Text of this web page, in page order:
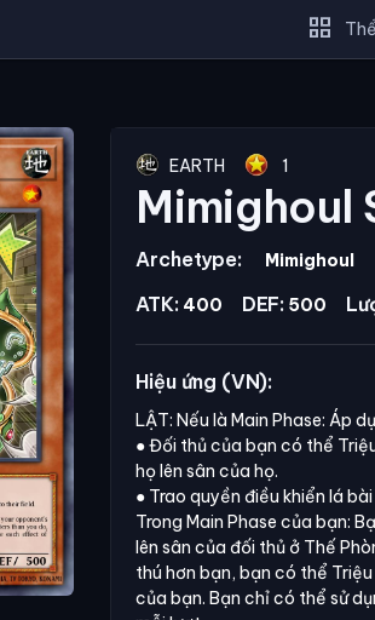
grid_view
EARTH 1
Mimighoul
Archetype: Mimighoul
ATK: 400 DEF: 500
Hiệu ứng (VN):
LẬT: Nếu là Main Phase: Áp
● Đối thủ của bạn có thể
họ lên sân của họ.
● Trao quyền điều khiển lá
Trong Main Phase của bạn:
lên sân của đối thủ ở Thế
thú hơn bạn, bạn có thể
của bạn. Bạn chỉ có thể sử